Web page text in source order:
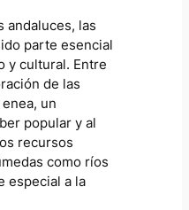
andaluces, las
parte esencial
y cultural. Entre
de las
un
popular y al
recursos
como ríos
especial a la